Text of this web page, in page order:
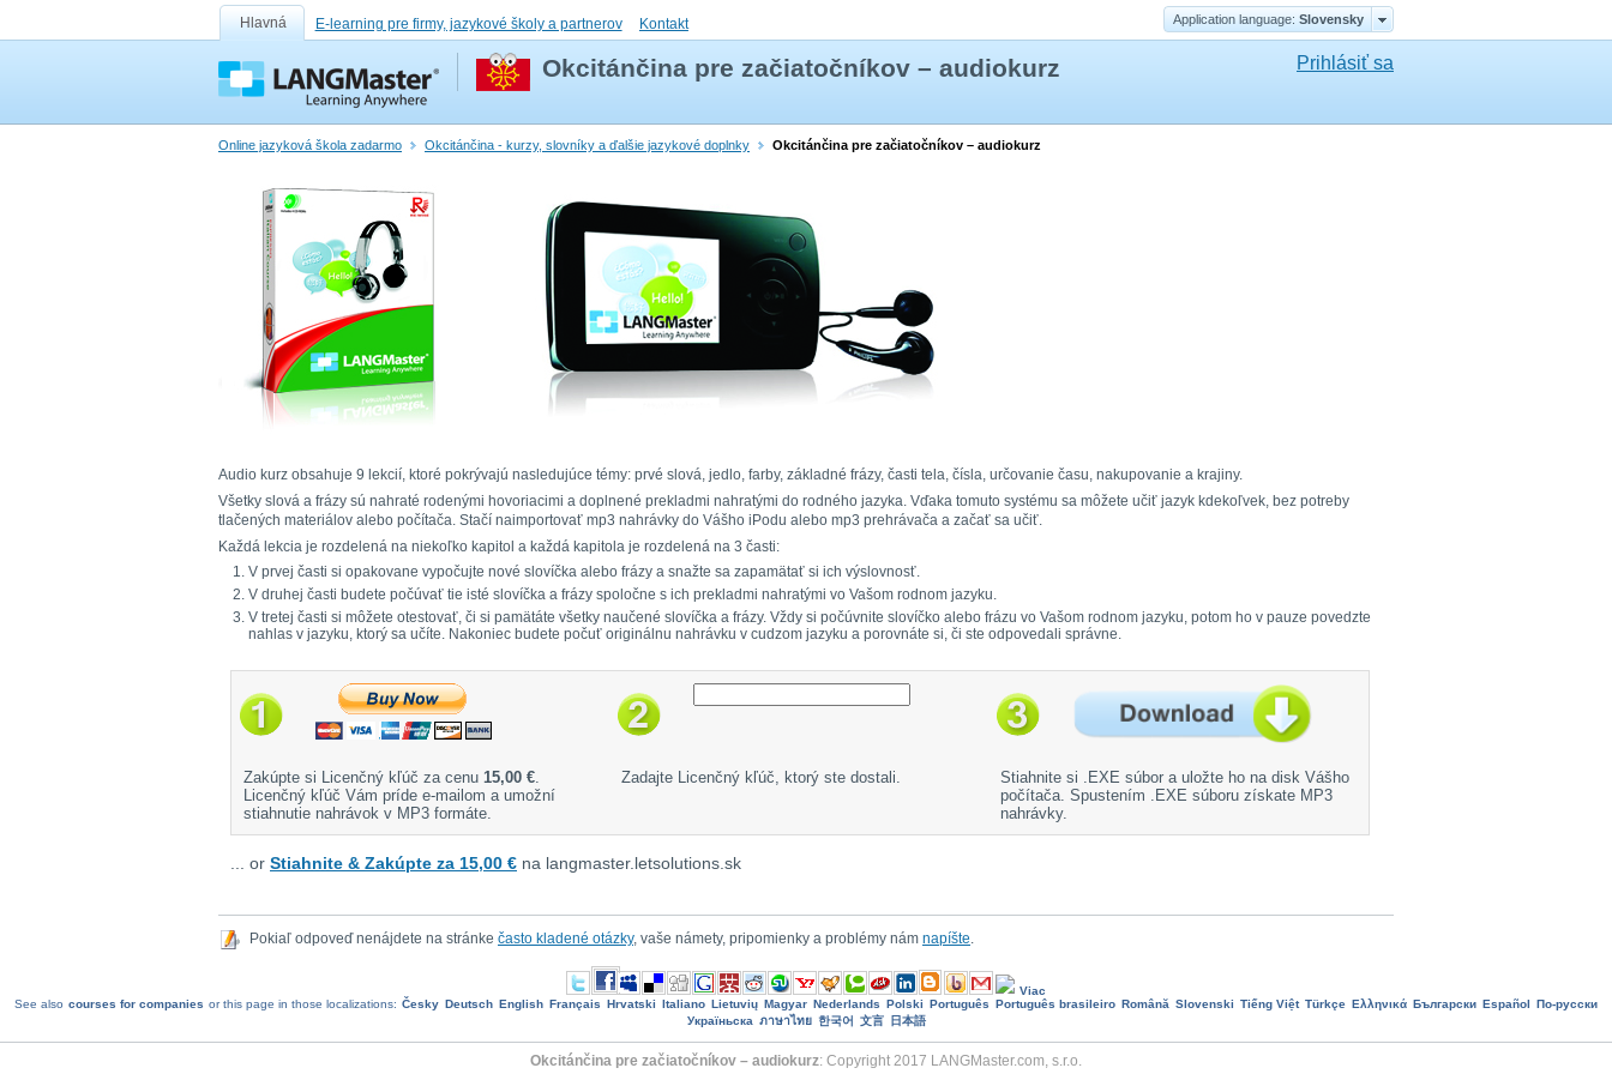
Hlavná E-learning pre firmy, jazykové školy a partnerov Kontakt Application language: Slovensky
Okcitánčina pre začiatočníkov – audiokurz Prihlásiť sa
Online jazyková škola zadarmo Okcitánčina - kurzy, slovníky a ďalšie jazykové doplnky Okcitánčina pre začiatočníkov – audiokurz
Audio kurz obsahuje 9 lekcií, ktoré pokrývajú nasledujúce témy: prvé slová, jedlo, farby, základné frázy, časti tela, čísla, určovanie času, nakupovanie a krajiny.
Všetky slová a frázy sú nahraté rodenými hovoriacimi a doplnené prekladmi nahratými do rodného jazyka. Vďaka tomuto systému sa môžete učiť jazyk kdekoľvek, bez potreby
tlačených materiálov alebo počítača. Stačí naimportovať mp3 nahrávky do Vášho iPodu alebo mp3 prehrávača a začať sa učiť.
Každá lekcia je rozdelená na niekoľko kapitol a každá kapitola je rozdelená na 3 časti:
V prvej časti si opakovane vypočujte nové slovíčka alebo frázy a snažte sa zapamätať si ich výslovnosť.
V druhej časti budete počúvať tie isté slovíčka a frázy spoločne s ich prekladmi nahratými vo Vašom rodnom jazyku.
V tretej časti si môžete otestovať, či si pamätáte všetky naučené slovíčka a frázy. Vždy si počúvnite slovíčko alebo frázu vo Vašom rodnom jazyku, potom ho v pauze povedzte
nahlas v jazyku, ktorý sa učíte. Nakoniec budete počuť originálnu nahrávku v cudzom jazyku a porovnáte si, či ste odpovedali správne.
Zakúpte si Licenčný kľúč za cenu 15,00 €.
Licenčný kľúč Vám príde e-mailom a umožní
stiahnutie nahrávok v MP3 formáte.
Zadajte Licenčný kľúč, ktorý ste dostali.
Stiahnite si .EXE súbor a uložte ho na disk Vášho
počítača. Spustením .EXE súboru získate MP3
nahrávky.
... or Stiahnite & Zakúpte za 15,00 € na langmaster.letsolutions.sk
Pokiaľ odpoveď nenájdete na stránke často kladené otázky, vaše námety, pripomienky a problémy nám napíšte
Viac
See also courses for companies or this page in those localizations: Česky Deutsch English Français Hrvatski Italiano Lietuvių Magyar Nederlands Polski Português Português brasileiro Română Slovenski Tiếng Việt Türkçe Ελληνικά Български Еspañol
По-русски
Україньска ภาษาไทย 한국어 文言 日本語
Okcitánčina pre začiatočníkov – audiokurz: Copyright 2017 LANGMaster.com, s.r.o.